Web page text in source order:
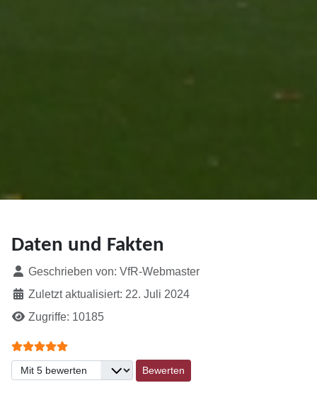
Daten und Fakten
Details
Geschrieben von: VfR-Webmaster
Zuletzt aktualisiert: 22. Juli 2024
Zugriffe: 10185
Bewertung:
Bitte bewerten